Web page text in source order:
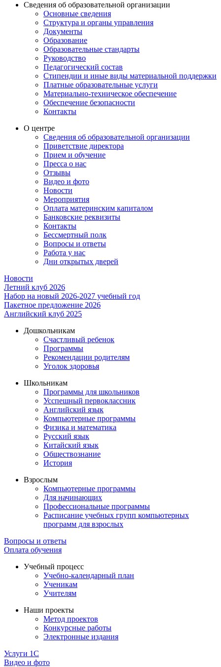
Сведения об образовательной организации
Основные сведения
Структура и органы управления
Документы
Образование
Образовательные стандарты
Руководство
Педагогический состав
Стипендии и иные виды материальной поддержки
Платные образовательные услуги
Материально-техническое обеспечение
Обеспечение безопасности
Контакты
О центре
Сведения об образовательной организации
Приветствие директора
Прием и обучение
Пресса о нас
Отзывы
Видео и фото
Новости
Мероприятия
Оплата материнским капиталом
Банковские реквизиты
Контакты
Бессмертный полк
Вопросы и ответы
Работа у нас
Дни открытых дверей
Новости
Летний клуб 2026
Набор на новый 2026-2027 учебный год
Пакетное предложение 2026
Английский клуб 2025
Дошкольникам
Счастливый ребенок
Программы
Рекомендации родителям
Уголок здоровья
Школьникам
Программы для школьников
Усспешный первоклассник
Английский язык
Компьютерные программы
Физика и математика
Русский язык
Китайский язык
Обществознание
История
Взрослым
Компьютерные программы
Для начинающих
Профессиональные программы
Расписание учебных групп компьютерных
программ для взрослых
Вопросы и ответы
Оплата обучения
Учебный процесс
Учебно-календарный план
Ученикам
Учителям
Наши проекты
Метод проектов
Конкурсные работы
Электронные издания
Услуги 1C
Видео и фото